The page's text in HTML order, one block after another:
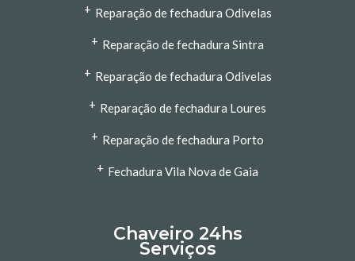
+ Reparação de fechadura Odivelas
+ Reparação de fechadura Sintra
+ Reparação de fechadura Odivelas
+ Reparação de fechadura Loures
+ Reparação de fechadura Porto
+ Fechadura Vila Nova de Gaia
Chaveiro 24hs
Serviços